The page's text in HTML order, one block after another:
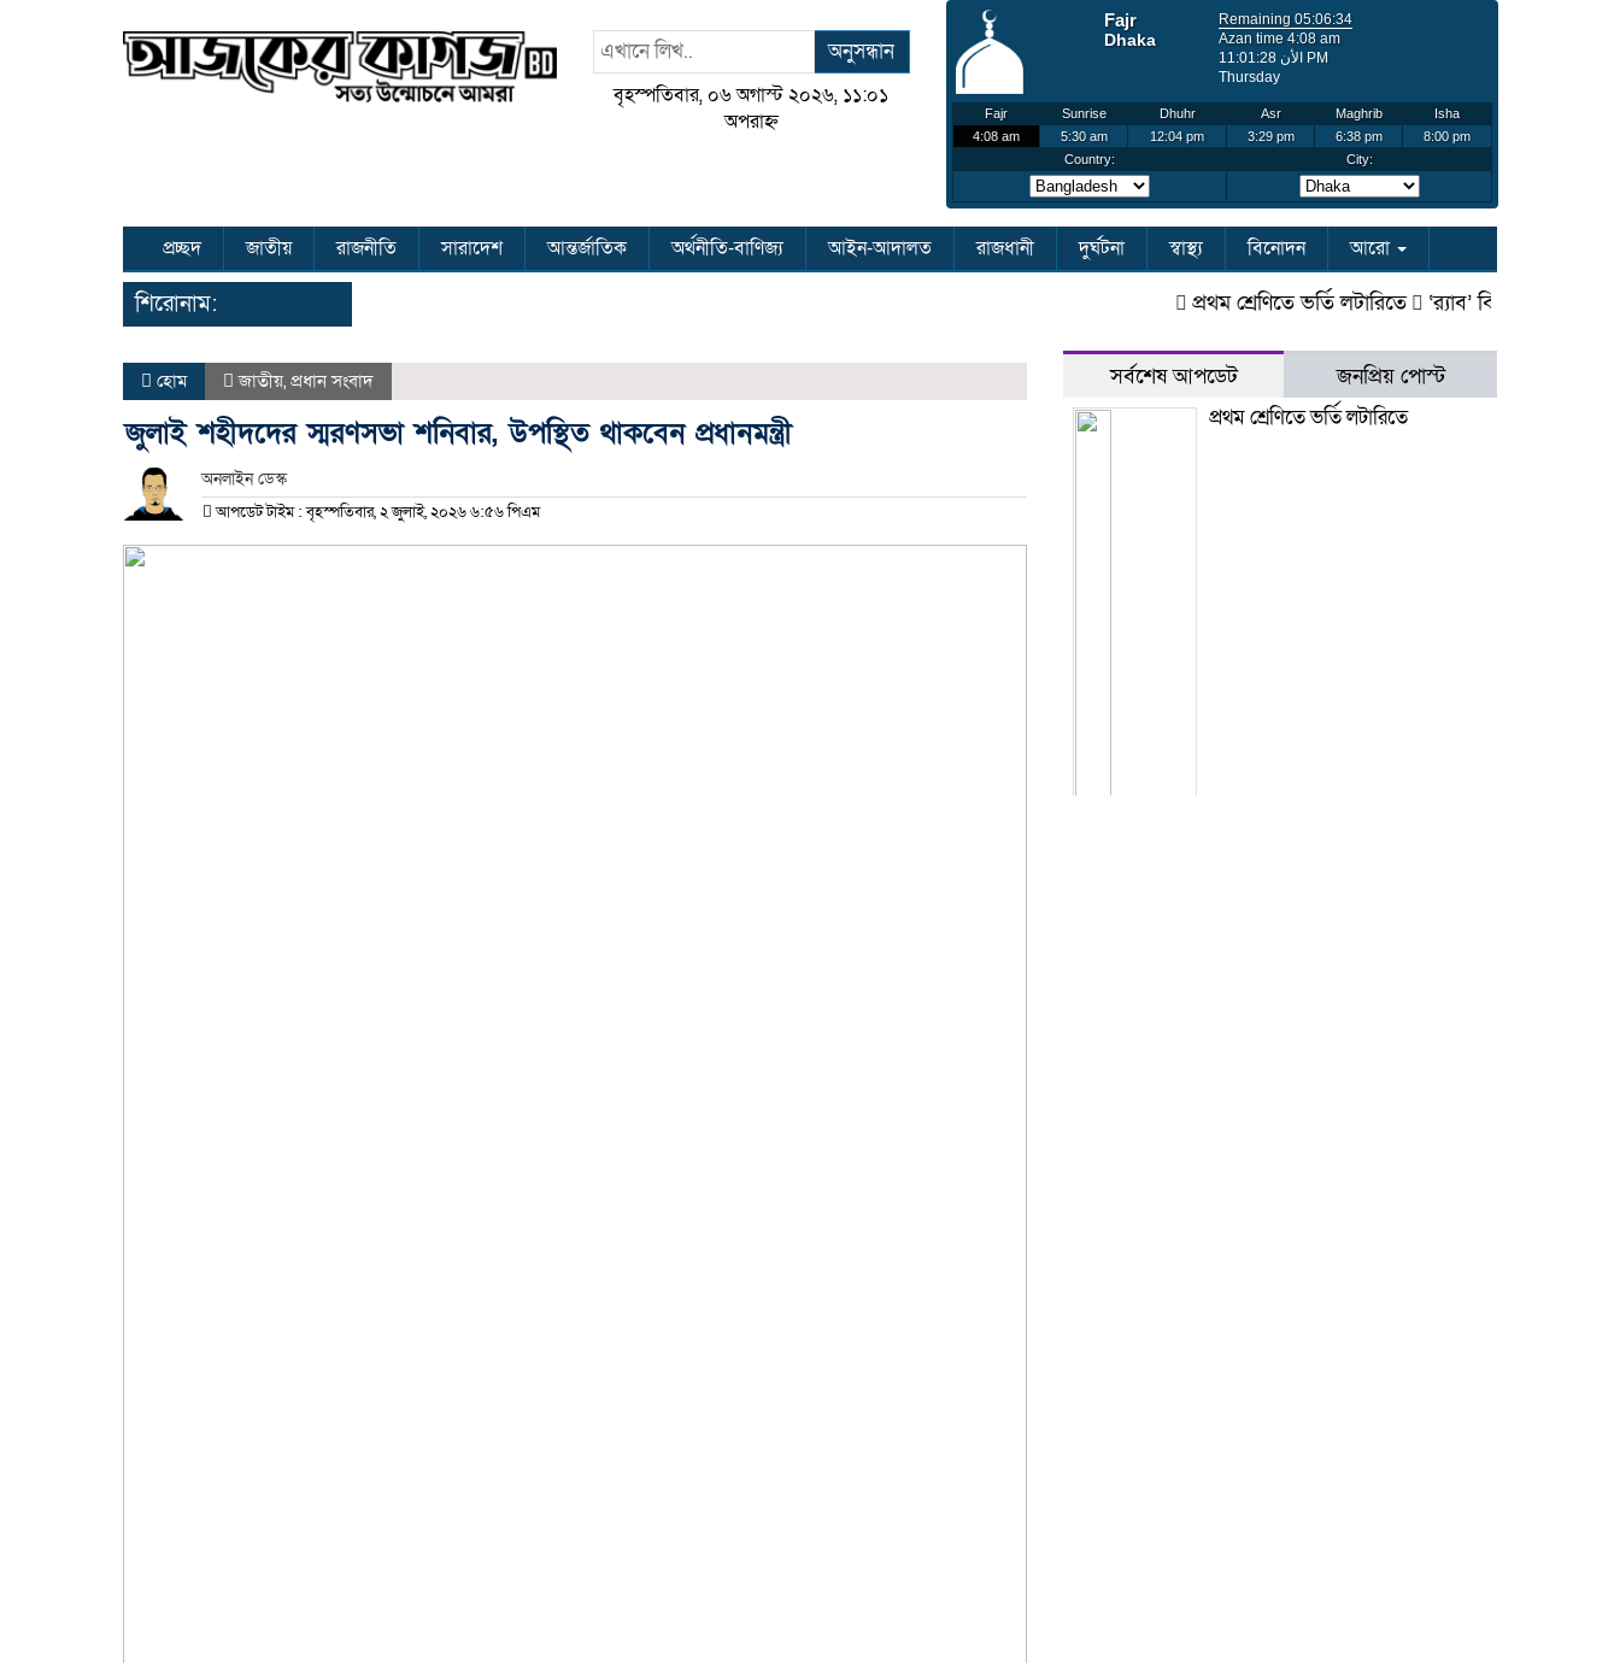
অনুসন্ধান
বৃহস্পতিবার, ০৬ অগাস্ট ২০২৬, ১১:০১
অপরাহ্ন
প্রচ্ছদ জাতীয় রাজনীতি সারাদেশ আন্তর্জাতিক অর্থনীতি-বাণিজ্য আইন-আদালত রাজধানী দুর্ঘটনা স্বাস্থ্য বিনোদন আরো
শিরোনাম: প্রথম শ্রেণিতে ভর্তি লটারিতে ‘র‌্যাব’ বিলুপ্ত করে আসছে
হোম জাতীয়, প্রধান সংবাদ
জুলাই শহীদদের স্মরণসভা শনিবার, উপস্থিত থাকবেন প্রধানমন্ত্রী
অনলাইন ডেস্ক
আপডেট টাইম : বৃহস্পতিবার, ২ জুলাই, ২০২৬ ৬:৫৬ পিএম
সর্বশেষ আপডেট জনপ্রিয় পোস্ট
প্রথম শ্রেণিতে ভর্তি লটারিতে